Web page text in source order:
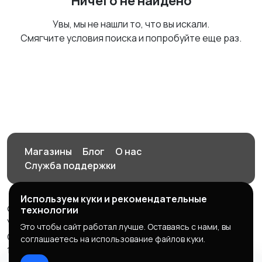
Увы, мы не нашли то, что вы искали.
Смягчите условия поиска и попробуйте еще раз.
Магазины Блог
О нас
Служба поддержки
© 2026 Орен-АЙ - Авто | Недвижимость | Работа |
Услуги
Создал Карусов Е.С ООО "ЦПК" ИНН 5609203278 ОГРН
1235600008841
Используем куки и рекомендательные
технологии
Это чтобы сайт работал лучше. Оставаясь с нами, вы
соглашаетесь на использование файлов куки.